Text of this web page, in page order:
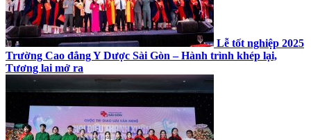
Lễ tốt nghiệp 2025
Trường Cao đẳng Y Dược Sài Gòn – Hành trình khép lại,
Tương lai mở ra